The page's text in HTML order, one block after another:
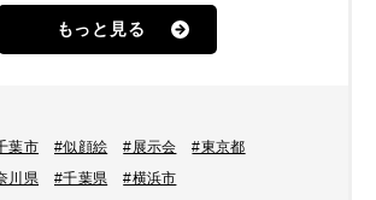
るお客様へのプレゼ
欲しいとのことでし
もっと見る
葉市 #似顔絵 #展示会
#東京都
川県 #千葉県 #横浜市